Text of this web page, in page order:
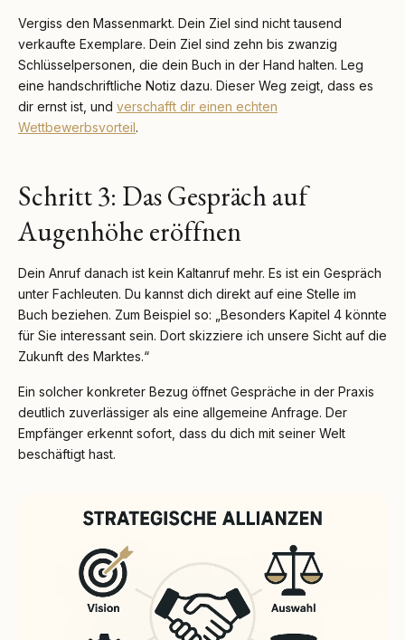
Vergiss den Massenmarkt. Dein Ziel sind nicht tausend
verkaufte Exemplare. Dein Ziel sind zehn bis zwanzig
Schlüsselpersonen, die dein Buch in der Hand halten. Leg
eine handschriftliche Notiz dazu. Dieser Weg zeigt, dass es
dir ernst ist, und verschafft dir einen echten
Wettbewerbsvorteil.
Schritt 3: Das Gespräch auf
Augenhöhe eröffnen
Dein Anruf danach ist kein Kaltanruf mehr. Es ist ein Gespräch
unter Fachleuten. Du kannst dich direkt auf eine Stelle im
Buch beziehen. Zum Beispiel so: „Besonders Kapitel 4 könnte
für Sie interessant sein. Dort skizziere ich unsere Sicht auf die
Zukunft des Marktes.“
Ein solcher konkreter Bezug öffnet Gespräche in der Praxis
deutlich zuverlässiger als eine allgemeine Anfrage. Der
Empfänger erkennt sofort, dass du dich mit seiner Welt
beschäftigt hast.